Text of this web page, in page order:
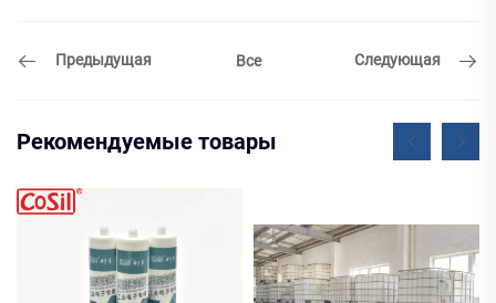
Предыдущая Все Следующая
Рекомендуемые товары